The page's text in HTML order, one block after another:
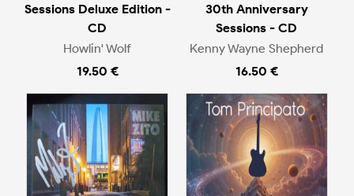
Sessions Deluxe Edition -
CD
Howlin' Wolf
19.50 €
30th Anniversary
Sessions - CD
Kenny Wayne Shepherd
16.50 €